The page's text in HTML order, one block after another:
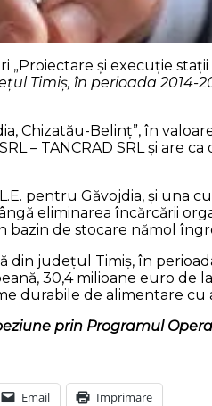
și execuție
Timiș, în perioada 2014-
Belinț”, în
SRL – TANCRAD SRL și
pentru Găvojdia, și una
eliminarea încărcării
bazin de stocare nămol
județul Timiș, în
30,4 milioane euro de
de alimentare cu
prin Programul
Email Imprimare